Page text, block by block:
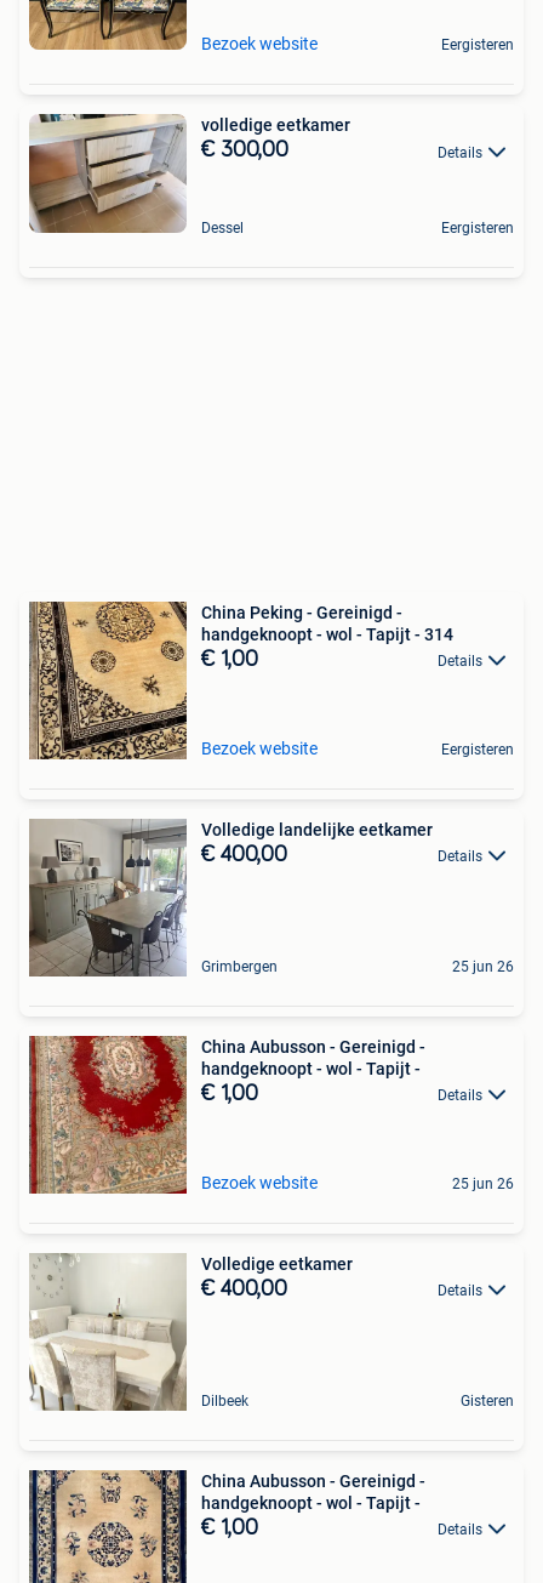
Bezoek website Eergisteren
volledige eetkamer
€ 300,00 Details
Dessel Eergisteren
China Peking - Gereinigd -
handgeknoopt - wol - Tapijt - 314
€ 1,00 Details
Bezoek website Eergisteren
Volledige landelijke eetkamer
€ 400,00 Details
Grimbergen 25 jun 26
China Aubusson - Gereinigd -
handgeknoopt - wol - Tapijt -
€ 1,00 Details
Bezoek website 25 jun 26
Volledige eetkamer
€ 400,00 Details
Dilbeek Gisteren
China Aubusson - Gereinigd -
handgeknoopt - wol - Tapijt -
€ 1,00 Details